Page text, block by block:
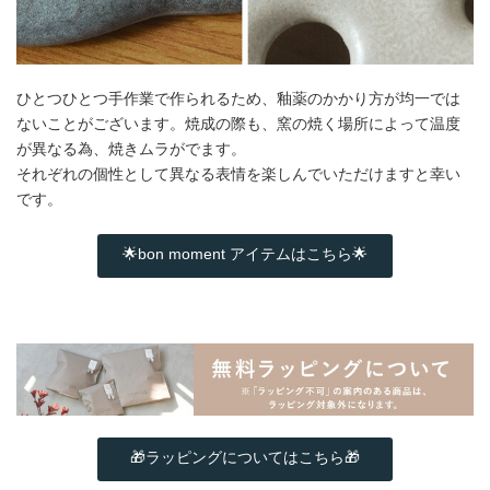
ひとつひとつ手作業で作られるため、釉薬のかかり方が均一では
ないことがございます。焼成の際も、窯の焼く場所によって温度
が異なる為、焼きムラがでます。
それぞれの個性として異なる表情を楽しんでいただけますと幸い
です。
🌟bon moment アイテムはこちら🌟
🎁ラッピングについてはこちら🎁